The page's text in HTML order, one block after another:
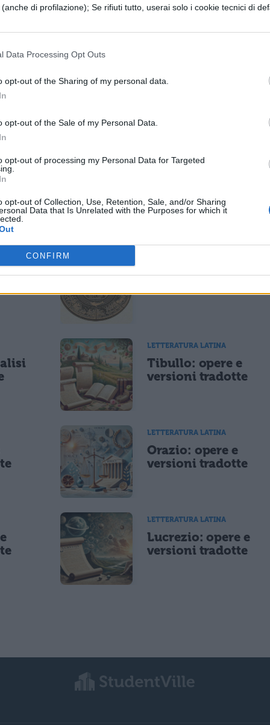
di profilazione); Se rifiuti tutto, userai solo i cookie tecnici di
Data Processing Opt Outs
opt-out of the Sharing of my personal data.
opt-out of the Sale of my Personal Data.
opt-out of processing my Personal Data for Targeted
opt-out of Collection, Use, Retention, Sale, and/or Sharing
Data that Is Unrelated with the Purposes for which it
CONFIRM
di Telamone, col fratello Teucro, dall'isola di
ma di grande forza sia nell'animo che nel
dalla Tessaglia; Ulisse dall'isola di Itaca.
e così li incitò: «Dobbiamo punire
poiché violò la legge dell'ospitalità e commise
la guerra in Asia e distruggeremo Troia».
ad Agamennone il comando supremo
fu preparata una flotta di molte navi, molti
in Asia.
Riassunto libro per
LETTERATURA LATINA
Tibullo: opere e
versioni tradotte
LETTERATURA LATINA
Orazio: opere e
versioni tradotte
LETTERATURA LATINA
Lucrezio: opere e
versioni tradotte